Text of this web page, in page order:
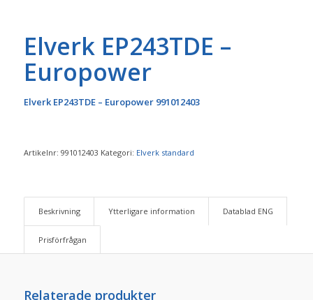
Elverk EP243TDE –
Europower
Elverk EP243TDE – Europower 991012403
Artikelnr: 991012403 Kategori: Elverk standard
Beskrivning Ytterligare information Datablad ENG
Prisförfrågan
Relaterade produkter